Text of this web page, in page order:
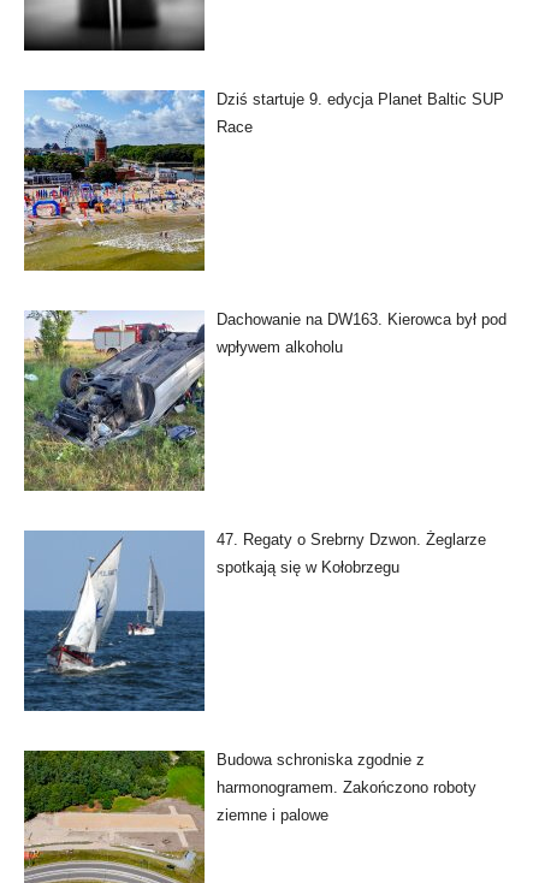
Dziś startuje 9. edycja Planet Baltic SUP
Race
Dachowanie na DW163. Kierowca był pod
wpływem alkoholu
47. Regaty o Srebrny Dzwon. Żeglarze
spotkają się w Kołobrzegu
Budowa schroniska zgodnie z
harmonogramem. Zakończono roboty
ziemne i palowe